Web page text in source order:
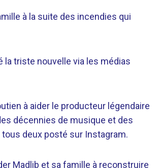
à la suite des incendies qui
la triste nouvelle via les médias
à aider le producteur légendaire
décennies de musique et des
deux posté sur Instagram.
Madlib et sa famille à reconstruire